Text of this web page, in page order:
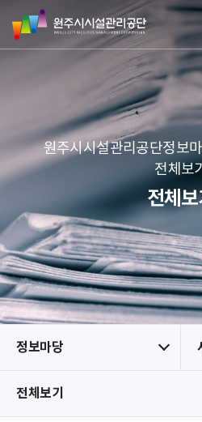
네
본문 바로가
메뉴 바로가
원
주
시
리
공
단
원주시시설관리공단정보
전체보기
전체
정보마당
전체보기